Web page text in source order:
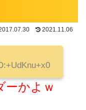
2021.11.06
ーかよｗ